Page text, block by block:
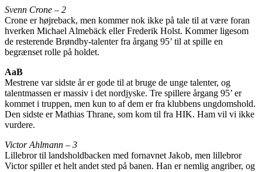
Svenn Crone – 2
Crone er højreback, men kommer nok ikke på tale til at være foran
hverken Michael Almebäck eller Frederik Holst. Kommer ligesom
de resterende Brøndby-talenter fra årgang 95’ til at spille en
begrænset rolle på holdet.
AaB
Mestrene var sidste år er gode til at bruge de unge talenter, og
talentmassen er massiv i det nordjyske. Tre spillere årgang 95’ er
kommet i truppen, men kun to af dem er fra klubbens ungdomshold.
Den sidste er Mathias Thrane, som kom til fra HIK. Ham vil vi ikke
vurdere.
Victor Ahlmann – 3
Lillebror til landsholdbacken med fornavnet Jakob, men lillebror
Victor spiller et helt andet sted på banen. Han er nemlig angriber, og